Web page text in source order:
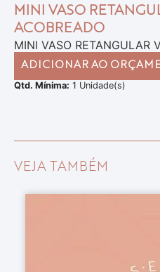
MINI VASO
ACOBREADO
MINI VASO RETANGULAR
ADICIONAR AO
Qtd. Mínima: 1 Unidade(s)
VEJA TAMBÉM